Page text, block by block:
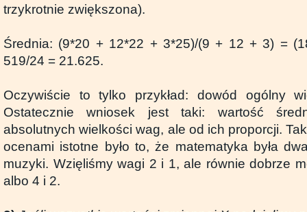
trzykrotnie zwiększona).
Średnia: (9*20 + 12*22 + 3*25)/(9 + 12 + 3) =
519/24 = 21.625.
Oczywiście to tylko przykład: dowód ogólny
Ostatecznie wniosek jest taki: wartość
absolutnych wielkości wag, ale od ich proporcji.
ocenami istotne było to, że matematyka była
muzyki. Wzięliśmy wagi 2 i 1, ale równie dobrze
albo 4 i 2.